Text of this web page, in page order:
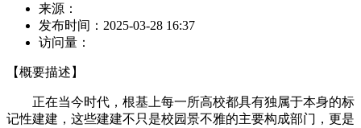
来源：
发布时间： 2025-03-28 16:37
访问量：
【概要描述】
正在当今时代，根基上每一所高校都具有独属于本身的标
记性建建，这些建建不只是校园景不雅的主要构成部门，更是